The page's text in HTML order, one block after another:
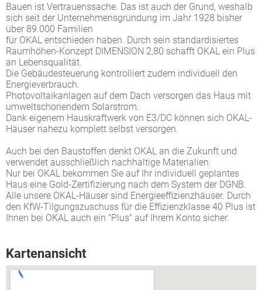
Bauen ist Vertrauenssache. Das ist auch der Grund, weshalb
sich seit der Unternehmensgründung im Jahr 1928 bisher
über 89.000 Familien
für OKAL entschieden haben. Durch sein standardisiertes
Raumhöhen-Konzept DIMENSION 2,80 schafft OKAL ein Plus
an Lebensqualität.
Die Gebäudesteuerung kontrolliert zudem individuell den
Energieverbrauch.
Photovoltaikanlagen auf dem Dach versorgen das Haus mit
umweltschonendem Solarstrom.
Dank eigenem Hauskraftwerk von E3/DC können sich OKAL-
Häuser nahezu komplett selbst versorgen.
Auch bei den Baustoffen denkt OKAL an die Zukunft und
verwendet ausschließlich nachhaltige Materialien.
Nur bei OKAL bekommen Sie auf Ihr individuell geplantes
Haus eine Gold-Zertifizierung nach dem System der DGNB.
Alle unsere OKAL-Häuser sind Energieeffizienzhäuser. Durch
den KfW-Tilgungszuschuss für die Effizienzklasse 40 Plus ist
Ihnen bei OKAL auch ein "Plus" auf Ihrem Konto sicher.
Kartenansicht